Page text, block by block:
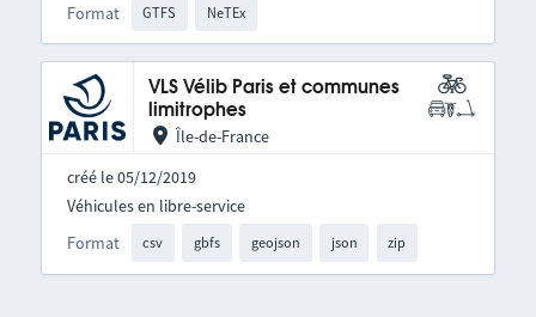
Format GTFS NeTEx
VLS Vélib Paris et communes
limitrophes
Île-de-France
créé le 05/12/2019
Format csv gbfs geojson json zip
Véhicules en libre-service